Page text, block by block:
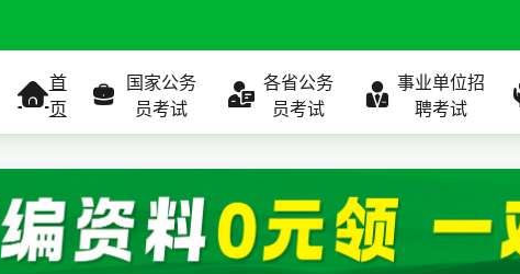
首
页
国家公务
员考试
考试公告 公务员课程
各省公务
员考试
考试公告 全国 公务员课程
事业单位招
聘考试
考试公告 全国
考试公告 考试
考试公告